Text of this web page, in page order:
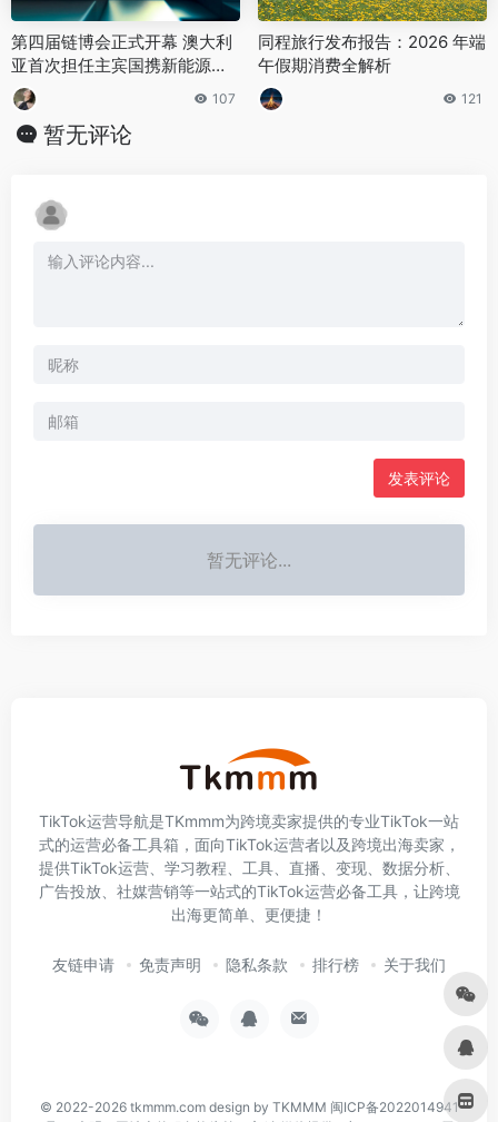
第四届链博会正式开幕 澳大利
亚首次担任主宾国携新能源代
表团亮相
107
同程旅行发布报告：2026 年端
午假期消费全解析
121
暂无评论
发表评论
暂无评论...
TikTok运营导航是TKmmm为跨境卖家提供的专业TikTok一站
式的运营必备工具箱，面向TikTok运营者以及跨境出海卖家，
提供TikTok运营、学习教程、工具、直播、变现、数据分析、
广告投放、社媒营销等一站式的TikTok运营必备工具，让跨境
出海更简单、更便捷！
友链申请 免责声明 隐私条款 排行榜 关于我们
© 2022-2026 tkmmm.comdesign by TKMMM 闽ICP备2022014941